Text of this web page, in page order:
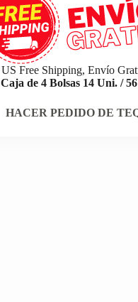
US Free Shipping, Envío
Caja de 4 Bolsas 14 Uni. /
HACER PEDIDO DE